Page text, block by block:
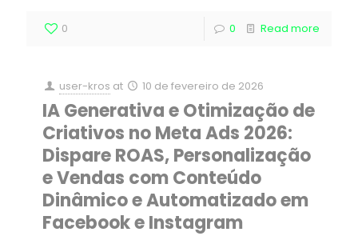
0 0 Read more
user-kros at 10 de fevereiro de 2026
IA Generativa e Otimização de
Criativos no Meta Ads 2026:
Dispare ROAS, Personalização
e Vendas com Conteúdo
Dinâmico e Automatizado em
Facebook e Instagram